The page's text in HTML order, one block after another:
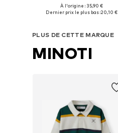
Disponible en plusieurs tailles
À l'origine : 35,90 €
Dernier prix le plus bas :20,10 €
PLUS DE CETTE MARQUE
MINOTI